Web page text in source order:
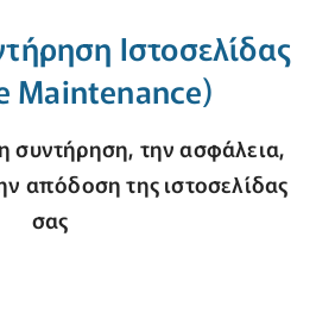
Ιστοσελίδας
Maintenance)
συντήρηση, την ασφάλεια,
απόδοση της ιστοσελίδας
σας